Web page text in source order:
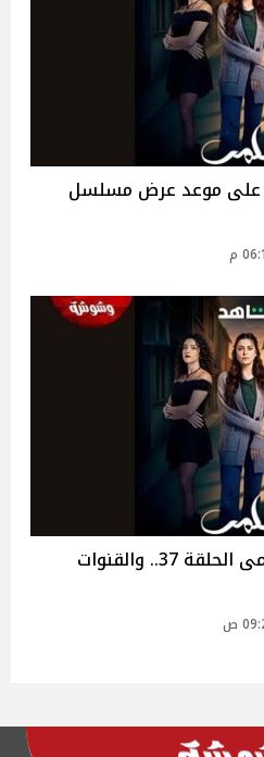
على موعد عرض مسلسل
موعد عرض مسلسل سلمى الحلقة 37.. والقنوات